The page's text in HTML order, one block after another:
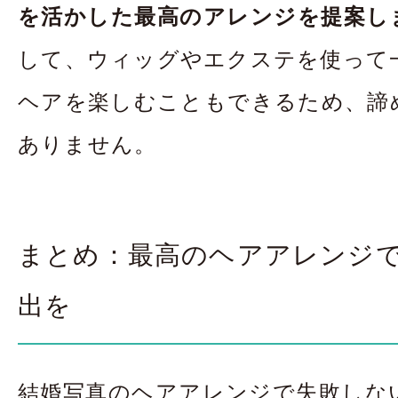
を活かした最高のアレンジを提案し
して、ウィッグやエクステを使っ
ヘアを楽しむこともできるため、諦
ありません。
まとめ：最高のヘアアレンジ
出を
結婚写真のヘアアレンジで失敗しな